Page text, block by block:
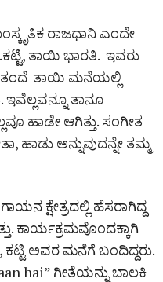
ರಾಜಧಾನಿ ಎಂದೇ
ತಾಯಿ ಭಾರತಿ. ಇವರು
ತಂದೆ-ತಾಯಿ ಮನೆಯಲ್ಲಿ
ತಾನೂ
ಹಾಡೇ ಆಗಿತ್ತು. ಸಂಗೀತ
ಅನ್ನುವುದನ್ನೇ ತಮ್ಮ
ಕ್ಷೇತ್ರದಲ್ಲಿ ಹೆಸರಾಗಿದ್ದ
ಕಾರ್ಯಕ್ರಮವೊಂದಕ್ಕಾಗಿ
ಅವರ ಮನೆಗೆ ಬಂದಿದ್ದರು.
hai” ಗೀತೆಯನ್ನು ಬಾಲಕಿ